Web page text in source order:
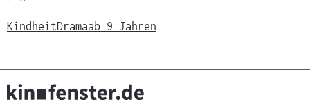
KindheitDramaab 9 Jahren